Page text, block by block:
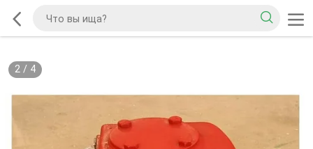
2/ 4